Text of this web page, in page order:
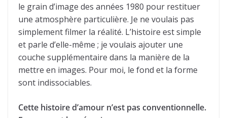
le grain d’image des années 1980 pour restituer
une atmosphère particulière. Je ne voulais pas
simplement filmer la réalité. L’histoire est simple
et parle d’elle-même ; je voulais ajouter une
couche supplémentaire dans la manière de la
mettre en images. Pour moi, le fond et la forme
sont indissociables.
Cette histoire d’amour n’est pas conventionnelle.